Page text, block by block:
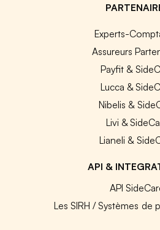
Experts-
Assureurs
Payfit &
Lucca &
Nibelis &
Livi &
Lianeli &
API &
API
Les SIRH / Systèmes de